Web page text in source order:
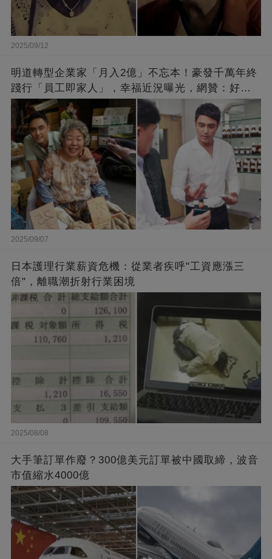
2025/09/12
明道轉型企業家「月入2億」不忘本！豪發千萬年終
踐行「員工即家人」，幸福近況曝光，網贊：好老
闆的福報
2025/09/07
日本護理行業薪資危機：從業者疾呼"工資應漲三
倍"，離職潮折射行業困境
2025/08/08
大手筆訂單作廢？300億美元訂單被中國取締，波音
市值縮水4000億